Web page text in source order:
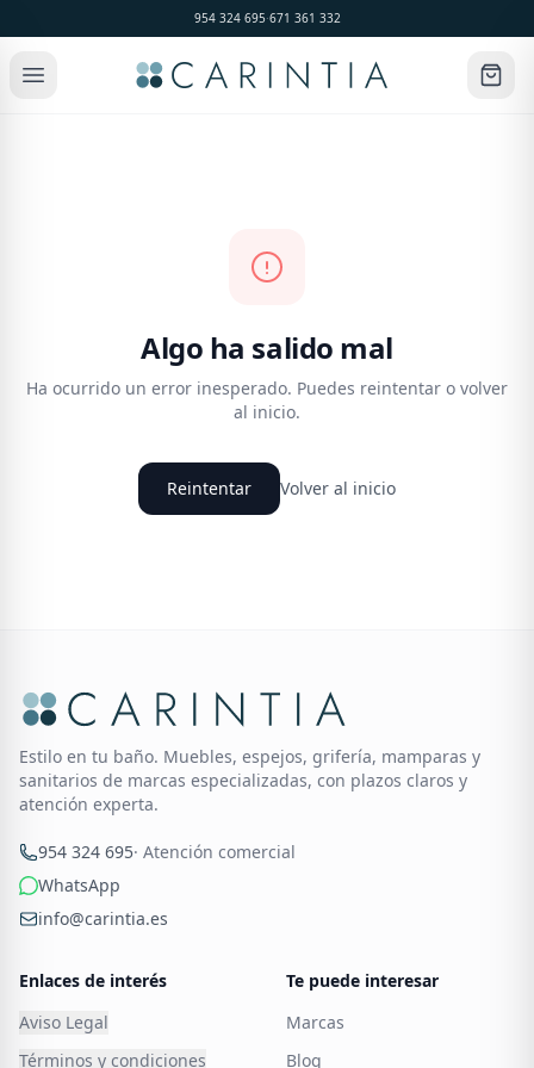
954 324 695·671 361 332
Algo ha salido mal
Ha ocurrido un error inesperado. Puedes reintentar o volver
al inicio.
Reintentar Volver al inicio
Estilo en tu baño. Muebles, espejos, grifería, mamparas y
sanitarios de marcas especializadas, con plazos claros y
atención experta.
954 324 695· Atención comercial
WhatsApp
info@carintia.es
Enlaces de interés
Aviso Legal
Términos y condiciones
Te puede interesar
Marcas
Blog